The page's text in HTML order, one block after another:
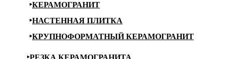
КЕРАМОГРАНИТ
НАСТЕННАЯ ПЛИТКА
КРУПНОФОРМАТНЫЙ КЕРАМОГРАНИТ
РЕЗКА КЕРАМОГРАНИТА